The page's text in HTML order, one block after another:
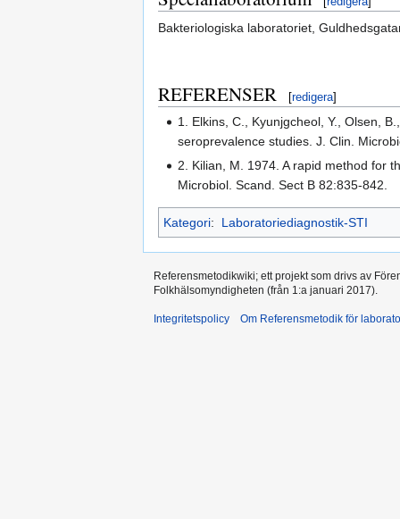
Bakteriologiska laboratoriet,
REFERENSER [redigera]
1. Elkins, C., Kyunjgcheol, Y., Olsen,
seroprevalence studies. J. Clin.
2. Kilian, M. 1974. A rapid method for
Microbiol. Scand. Sect B 82:835-842.
Kategori: Laboratoriediagnostik-STI
Referensmetodikwiki; ett projekt som drivs av
Folkhälsomyndigheten (från 1:a januari 2017).
Integritetspolicy Om Referensmetodik för